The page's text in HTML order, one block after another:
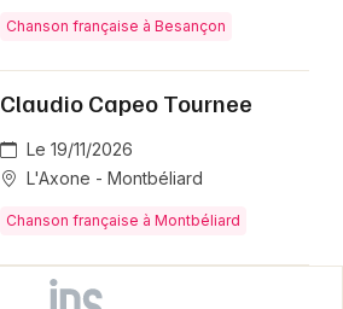
Chanson française à Besançon
Claudio Capeo Tournee
Le 19/11/2026
L'Axone - Montbéliard
Chanson française à Montbéliard